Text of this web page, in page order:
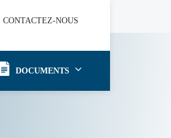
CONTACTEZ-NOUS
DOCUMENTS